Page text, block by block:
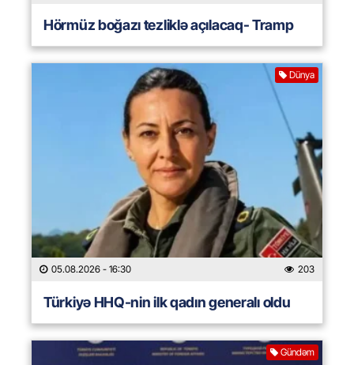
Hörmüz boğazı tezliklə açılacaq- Tramp
Dünya
05.08.2026 - 16:30 203
Türkiyə HHQ-nin ilk qadın generalı oldu
Gündəm